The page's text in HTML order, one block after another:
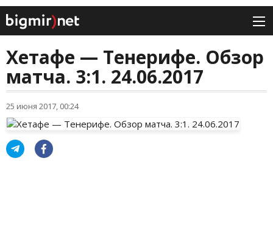
Хетафе — Тенерифе. Обзор
матча. 3:1. 24.06.2017
25 июня 2017, 00:24